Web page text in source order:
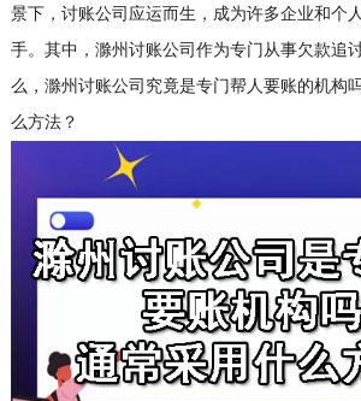
景下，讨账公司应运而生，成为许多企业和个
手。其中，滁州讨账公司作为专门从事欠款追
么，滁州讨账公司究竟是专门帮人要账的机构
么方法？